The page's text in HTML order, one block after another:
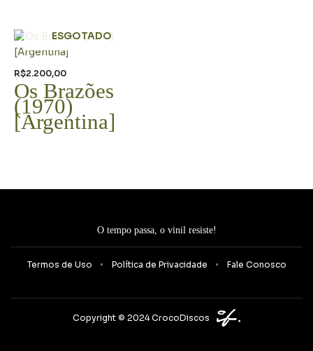
ESGOTADO
R$2.200,00
Os Brazões
(1970)
[Argentina]
O tempo passa, o vinil resiste!
Termos de Uso Política de Privacidade Fale Conosco
Copyright © 2024 CrocoDiscos